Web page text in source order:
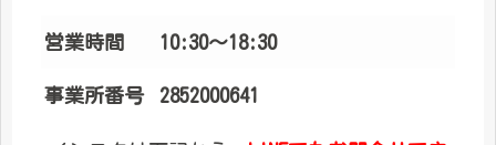
営業時間 10:30～18:30
事業所番号 2852000641